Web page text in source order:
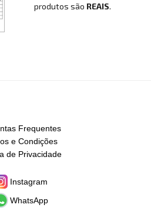
produtos são REAIS.
Frequentes
e Condições
de Privacidade
Instagram
WhatsApp